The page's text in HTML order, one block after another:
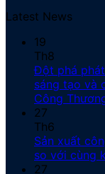
Latest News
19
Th8
Đột phá
sáng tạo và
Công
27
Th6
Sản xuất
so với cùng
27